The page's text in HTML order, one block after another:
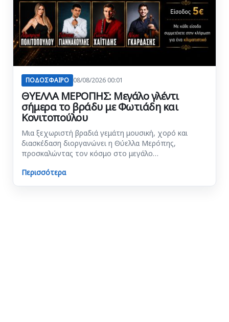
ΠΟΔΟΣΦΑΙΡΟ 08/08/2026 00:01
ΘΥΕΛΛΑ ΜΕΡΟΠΗΣ: Μεγάλο γλέντι
σήμερα το βράδυ με Φωτιάδη και
Κονιτοπούλου
Μια ξεχωριστή βραδιά γεμάτη μουσική, χορό και
διασκέδαση διοργανώνει η Θύελλα Μερόπης,
προσκαλώντας τον κόσμο στο μεγάλο…
Περισσότερα